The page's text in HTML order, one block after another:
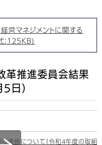
営マネジメントに関する
125KB）
革推進委員会結果
日）
進捗について（令和４年度の取